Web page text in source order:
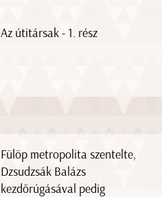
Az útitársak - 1. rész
Fülöp metropolita szentelte,
Dzsudzsák Balázs
kezdőrúgásával pedig